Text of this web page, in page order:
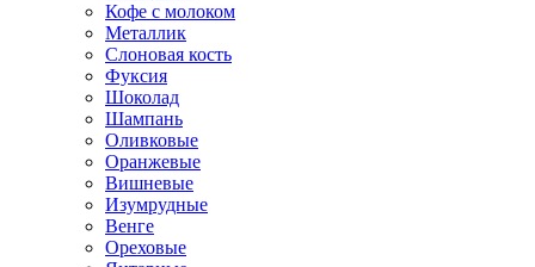
Кофе с молоком
Металлик
Слоновая кость
Фуксия
Шоколад
Шампань
Оливковые
Оранжевые
Вишневые
Изумрудные
Венге
Ореховые